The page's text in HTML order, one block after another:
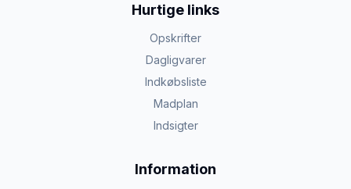
Hurtige links
Opskrifter
Dagligvarer
Indkøbsliste
Madplan
Indsigter
Information